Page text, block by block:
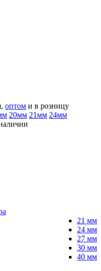
оптом и в розницу
20мм 21мм 24мм
21 мм
24 мм
27 мм
30 мм
40 мм